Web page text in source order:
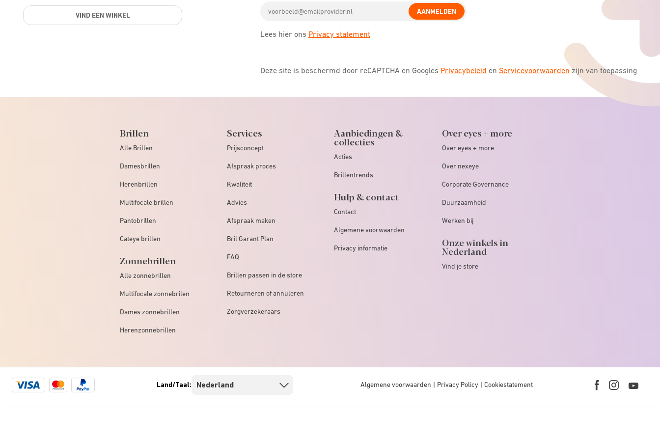
VIND EEN WINKEL
address
AANMELDEN
Lees hier ons Privacy statement
Deze site is beschermd door reCAPTCHA en Googles Privacybeleid en Servicevoorwaardenzijn van toepassing
Brillen
Alle Brillen
Damesbrillen
Herenbrillen
Multifocale brillen
Pantobrillen
Cateye brillen
Zonnebrillen
Alle zonnebrillen
Multifocale zonnebrilen
Dames zonnebrillen
Herenzonnebrillen
Services
Prijsconcept
Afspraak proces
Kwaliteit
Advies
Afspraak maken
Bril Garant Plan
FAQ
Brillen passen in de store
Retourneren of annuleren
Zorgverzekeraars
Aanbiedingen &
collecties
Acties
Brillentrends
Hulp & contact
Contact
Algemene voorwaarden
Privacy informatie
Over eyes + more
Over eyes + more
Over nexeye
Corporate Governance
Duurzaamheid
Werken bij
Onze winkels in
Nederland
Vind je store
Visa
logo
Mastercard
logo
Paypal Land/Taal: Algemene voorwaarden Privacy Policy Cookiestatement